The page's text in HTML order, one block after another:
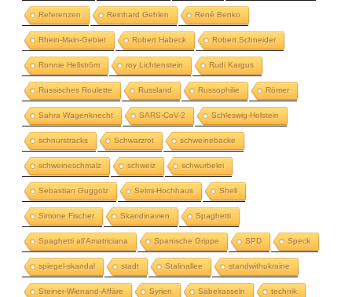
Referenzen Reinhard Gehlen René Benko
Rhein-Main-Gebiet Robert Habeck Robert Schneider
Ronnie Hellström roy Lichtenstein Rudi Kargus
Russisches Roulette Russland Russophilie Römer
Sahra Wagenknecht SARS-CoV-2 Schleswig-Holstein
schnurstracks Schwarzrot schweinebacke
schweineschmalz schweiz schwurbelei
Sebastian Guggolz Selmi-Hochhaus Shell
Simone Fischer Skandinavien Spaghetti
Spaghetti all'Amatriciana Spanische Grippe SPD Speck
spiegel-skandal stadt Stalinallee standwithukraine
Steiner-Wienand-Affäre Syrien Säbelrasseln technik